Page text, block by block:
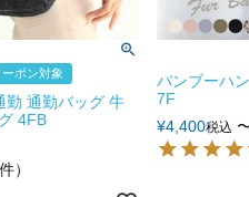
ポン対象
勤 通勤バッグ 牛
4FB
）
バンブーハ
7F
¥4,400税込